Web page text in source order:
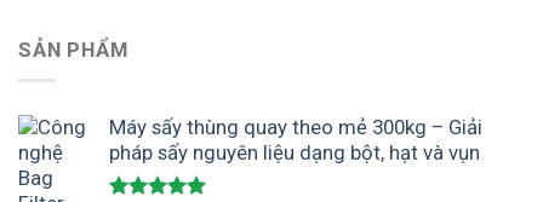
SẢN PHẨM
Máy sấy thùng quay theo mẻ 300kg – Giải
pháp sấy nguyên liệu dạng bột, hạt và vụn